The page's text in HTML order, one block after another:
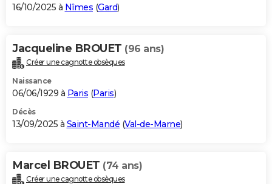
16/10/2025 à Nîmes (Gard)
Jacqueline BROUET (96 ans)
Créer une cagnotte obsèques
Naissance
06/06/1929 à Paris (Paris)
Décès
13/09/2025 à Saint-Mandé (Val-de-Marne)
Marcel BROUET (74 ans)
Créer une cagnotte obsèques